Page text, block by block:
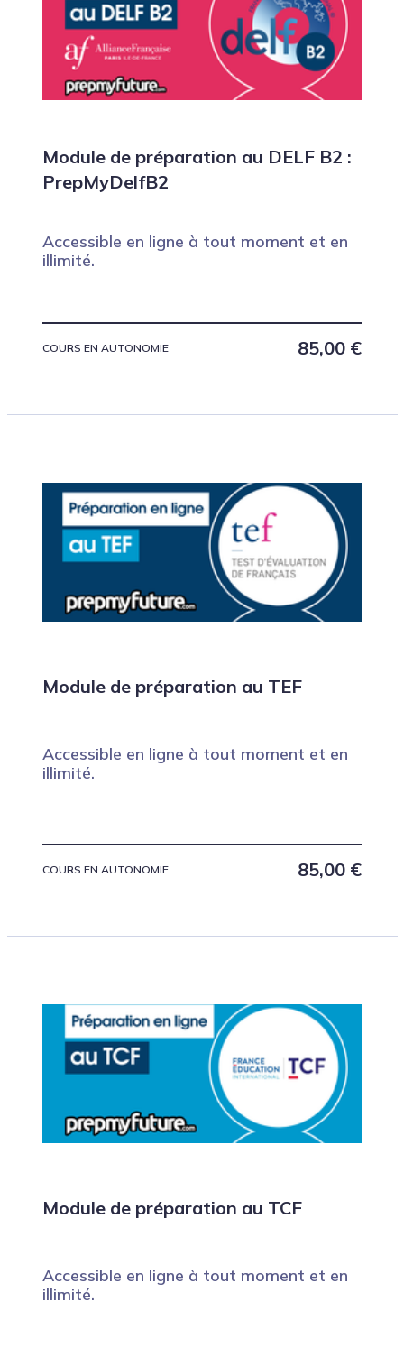
Module de préparation au DELF B2 :
PrepMyDelfB2
Accessible en ligne à tout moment et en
illimité.
COURS EN AUTONOMIE 85,00 €
Module de préparation au TEF
Accessible en ligne à tout moment et en
illimité.
COURS EN AUTONOMIE 85,00 €
Module de préparation au TCF
Accessible en ligne à tout moment et en
illimité.